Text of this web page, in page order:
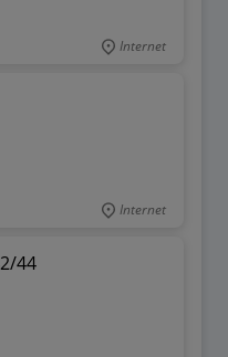
Internet
Internet
44